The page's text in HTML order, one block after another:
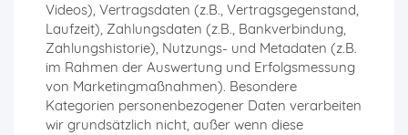
Videos), Vertragsdaten (z.B., Vertragsgegenstand,
Laufzeit), Zahlungsdaten (z.B., Bankverbindung,
Zahlungshistorie), Nutzungs- und Metadaten (z.B.
im Rahmen der Auswertung und Erfolgsmessung
von Marketingmaßnahmen). Besondere
Kategorien personenbezogener Daten verarbeiten
wir grundsätzlich nicht, außer wenn diese